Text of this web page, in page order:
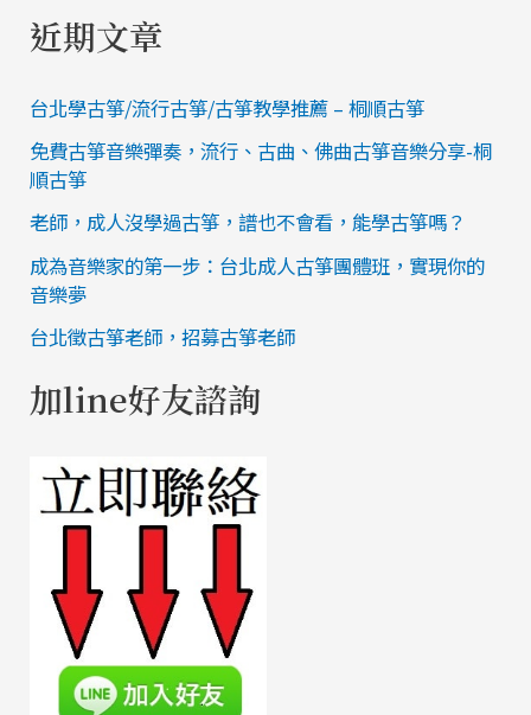
近期文章
台北學古箏/流行古箏/古箏教學推薦 – 桐順古箏
免費古箏音樂彈奏，流行、古曲、佛曲古箏音樂分享-桐
順古箏
老師，成人沒學過古箏，譜也不會看，能學古箏嗎？
成為音樂家的第一步：台北成人古箏團體班，實現你的
音樂夢
台北徵古箏老師，招募古箏老師
加line好友諮詢